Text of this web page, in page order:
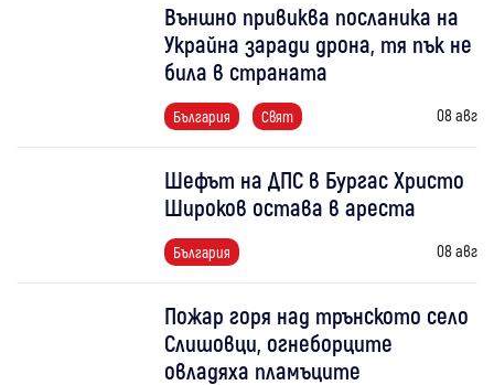
Външно привиква посланика на
Украйна заради дрона, тя пък не
била в страната
България Свят 08 авг
Шефът на ДПС в Бургас Христо
Широков остава в ареста
България 08 авг
Пожар горя над трънското село
Слишовци, огнеборците
овладяха пламъците